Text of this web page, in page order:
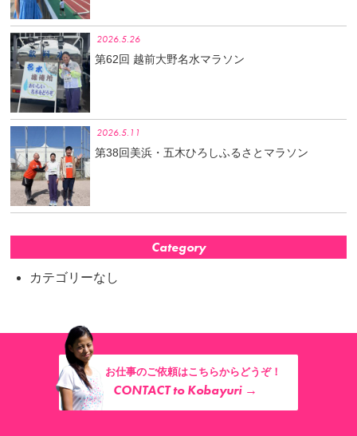
2026.5.26
第62回 越前大野名水マラソン
2026.5.11
第38回美浜・五木ひろしふるさとマラソン
Category
カテゴリーなし
お仕事のご依頼はこちらからどうぞ！
CONTACT to Kobayuri →